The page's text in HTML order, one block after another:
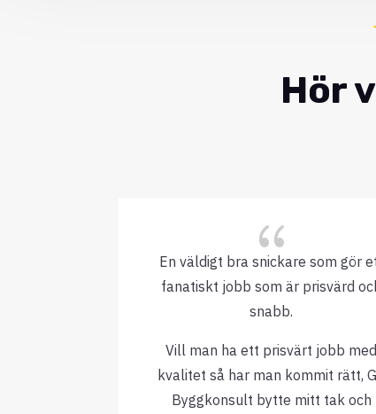
Hör
{
En väldigt bra snickare som gör
fanatiskt jobb som är prisvärd
snabb.
Vill man ha ett prisvärt jobb med
kvalitet så har man kommit rätt,
Byggkonsult bytte mitt tak och